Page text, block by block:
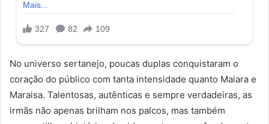
No universo sertanejo, poucas duplas conquistaram o
coração do público com tanta intensidade quanto Maiara e
Maraisa. Talentosas, autênticas e sempre verdadeiras, as
irmãs não apenas brilham nos palcos, mas também